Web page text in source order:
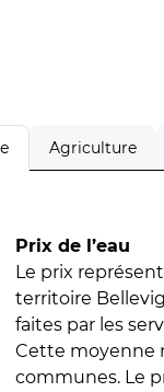
Agriculture
Prix de l’eau
Le prix
territoire
faites par les
Cette moyenne
communes. Le